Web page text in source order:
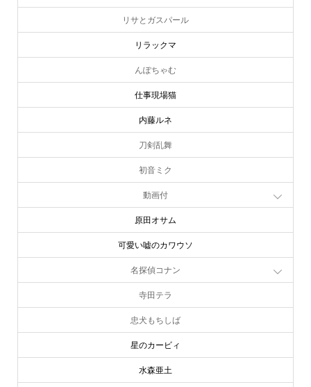
ゆるキャン△
リサとガスパール
リラックマ
んぽちゃむ
仕事現場猫
内藤ルネ
刀剣乱舞
初音ミク
動画付
原田オサム
可愛い嘘のカワウソ
名探偵コナン
寺田テラ
忠犬もちしば
星のカービィ
水森亜土